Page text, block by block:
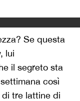
Se questa
lui
il segreto sta
così
tre lattine di